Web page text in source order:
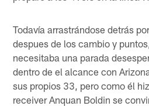
Todavía arrastrándose detrás
despues de los cambio y
necesitaba una parada
dentro de el alcance con
sus propios 33, pero como él
receiver Anquan Boldin se